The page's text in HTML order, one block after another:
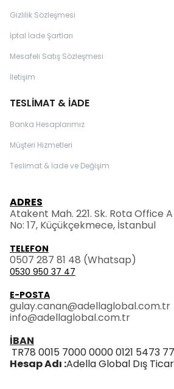
Gizlilik Sözleşmesi
İptal İade Şartları
Mesafeli Satış Sözleşmesi
İletişim
TESLİMAT & İADE
Banka Hesaplarımız
Müşteri Hizmetleri
Teslimat & İade ve Değişim
ADRES
Atakent Mah. 221. Sk. Rota Office A
No: 17, Küçükçekmece, İstanbul
TELEFON
0507 287 81 48 (Whatsap)
0530 950 37 47
E-POSTA
gulay.canan@adellaglobal.com.tr
info@adellaglobal.com.tr
İBAN
TR78 0015 7000 0000 0121 5473 77
Hesap Adı :Adella Global Dış